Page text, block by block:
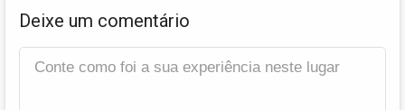
Deixe um comentário